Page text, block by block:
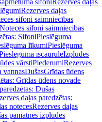
sifoniRezerves daļas
Rezerves daļas
sifoni saimniecības
sifoni saimniecības
SifoniPieslēguma
līkumiPieslēguma
īscauruleIzplūdes
vārstiPiederumiRezerves
vannasDušasGrīdas ūdens
Grīdas ūdens novade
Dušas
daļas paredzētas:
notecesRezerves daļas
pamatnes izplūdes